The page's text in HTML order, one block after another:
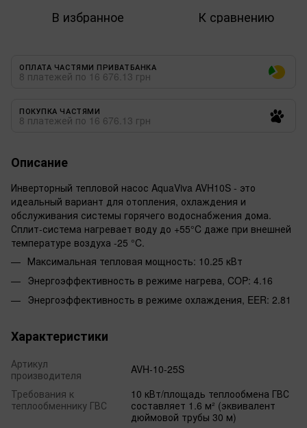
В избранное К сравнению
ОПЛАТА ЧАСТЯМИ ПРИВАТБАНКА
8 платежей по 16 676.13 грн
ПОКУПКА ЧАСТЯМИ
8 платежей по 16 676.13 грн
Описание
Инверторный тепловой насос AquaViva AVH10S - это
идеальный вариант для отопления, охлаждения и
обслуживания системы горячего водоснабжения дома.
Сплит-система нагревает воду до +55°C даже при внешней
температуре воздуха -25 °C.
Максимальная тепловая мощность: 10.25 кВт
Энергоэффективность в режиме нагрева, COP: 4.16
Энергоэффективность в режиме охлаждения, EER: 2.81
Характеристики
Артикул
производителя
AVH-10-25S
Требования к
теплообменнику ГВС
10 кВт/площадь теплообмена ГВС
составляет 1.6 м² (эквивалент
дюймовой трубы 30 м)